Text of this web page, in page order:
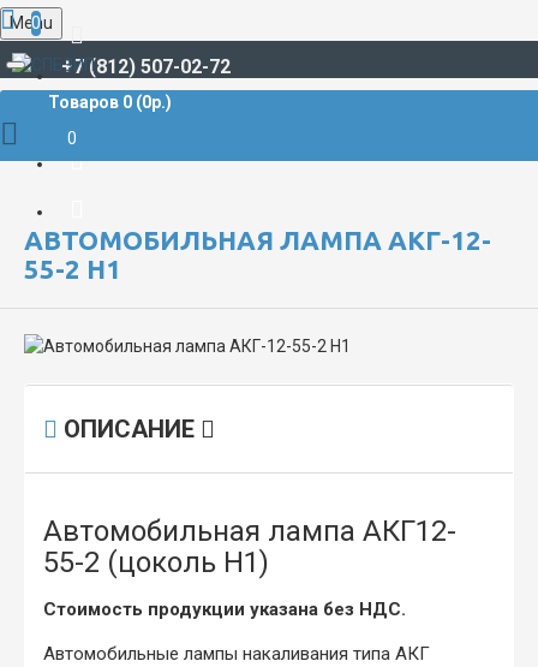
+7 (812) 507-02-72
Menu
0
Товаров 0 (0р.)
0
СВЕТОТЕХНИЧЕСКАЯ ПРОДУКЦИЯ
АВТОМОБИЛЬНАЯ ЛАМПА АКГ-12-
55-2 Н1
ОПИСАНИЕ
Автомобильная лампа АКГ12-
55-2 (цоколь Н1)
Стоимость продукции указана без НДС.
Автомобильные лампы накаливания типа АКГ